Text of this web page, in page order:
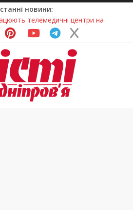
новини:
телемедичні центри на
підготовка до опалювального
досліджують місце
монастиря (Фото)
отримують шанс на власне